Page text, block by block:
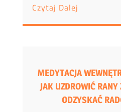
Czytaj Dalej
MEDYTACJA
JAK UZDROWIĆ
ODZYSKAĆ